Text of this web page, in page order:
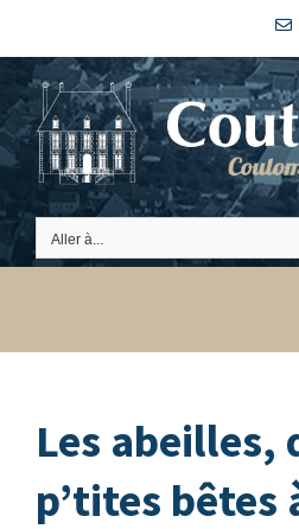
contenu
Aller à...
Les abeilles,
p’tites bêtes